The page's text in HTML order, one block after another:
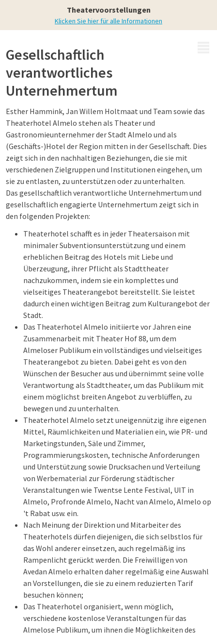
Theatervoorstellungen
Klicken Sie hier für alle Informationen
Theaterhotel Almelo
Gesellschaftlich
verantwortliches
Unternehmertum
Esther Hammink, Jan Willem Holtmaat und Team sowie das
Theaterhotel Almelo stehen als Theater und
Gastronomieunternehmer der Stadt Almelo und als
(Geschäfts-)Hotel der Region mitten in der Gesellschaft. Dies
zeigt sich in den nachhaltigen Beziehungen, die sie mit
verschiedenen Zielgruppen und Institutionen eingehen, um
sie zu entlasten, zu unterstützen oder zu unterhalten.
Das gesellschaftlich verantwortliche Unternehmertum und
gesellschaftlich engagierte Unternehmertum zeigt sich in
den folgenden Projekten:
Theaterhotel schafft es in jeder Theatersaison mit
minimaler Subventionsunterstützung und einem
erheblichen Beitrag des Hotels mit Liebe und
Überzeugung, ihrer Pflicht als Stadttheater
nachzukommen, indem sie ein komplettes und
vielseitiges Theaterangebot bereitstellt. Sie leistet
dadurch einen wichtigen Beitrag zum Kulturangebot der
Stadt.
Das Theaterhotel Almelo initiierte vor Jahren eine
Zusammenarbeit mit Theater Hof 88, um dem
Almeloser Publikum ein vollständiges und vielseitiges
Theaterangebot zu bieten. Dabei geht es von den
Wünschen der Besucher aus und übernimmt seine volle
Verantwortung als Stadttheater, um das Publikum mit
einem möglichst breiten Angebot zu verblüffen, zu
bewegen und zu unterhalten.
Theaterhotel Almelo setzt uneigennützig ihre eigenen
Mittel, Räumlichkeiten und Materialien ein, wie PR- und
Marketingstunden, Säle und Zimmer,
Programmierungskosten, technische Anforderungen
und Unterstützung sowie Drucksachen und Verteilung
von Werbematerial zur Förderung städtischer
Veranstaltungen wie Twentse Lente Festival, UIT in
Almelo, Profronde Almelo, Nacht van Almelo, Almelo op
't Rabat usw. ein.
Nach Meinung der Direktion und Mitarbeiter des
Theaterhotels dürfen diejenigen, die sich selbstlos für
das Wohl anderer einsetzen, auch regelmäßig ins
Rampenlicht gerückt werden. Die Freiwilligen von
Avedan Almelo erhalten daher regelmäßig eine Auswahl
an Vorstellungen, die sie zu einem reduzierten Tarif
besuchen können;
Das Theaterhotel organisiert, wenn möglich,
verschiedene kostenlose Veranstaltungen für das
Almelose Publikum, um ihnen die Möglichkeiten des